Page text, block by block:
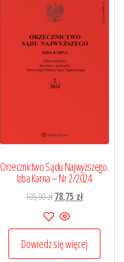
Orzecznictwo Sądu Najwyższego.
Izba Karna – Nr 2/2024
105,00złPierwotna
cena
wynosiła:
105,00 zł.
78,75 złAktualna
78,75 zł.
Dowiedz się więcej